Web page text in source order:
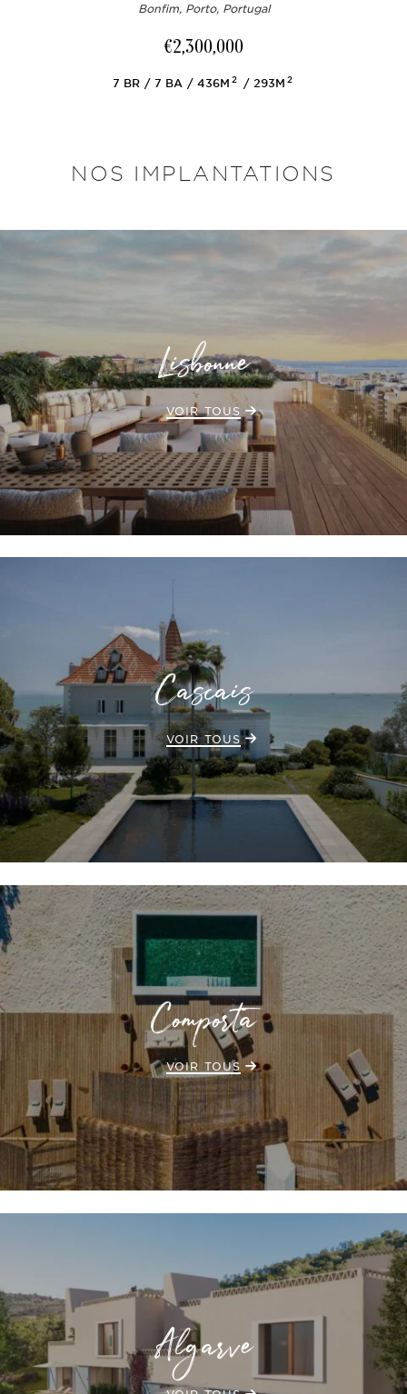
Bonfim, Porto, Portugal
€2,300,000
7 BR 7 BA 436M2 293M2
NOS IMPLANTATIONS
Lisbonne
VOIR TOUS
Cascais
VOIR TOUS
Comporta
VOIR TOUS
Algarve